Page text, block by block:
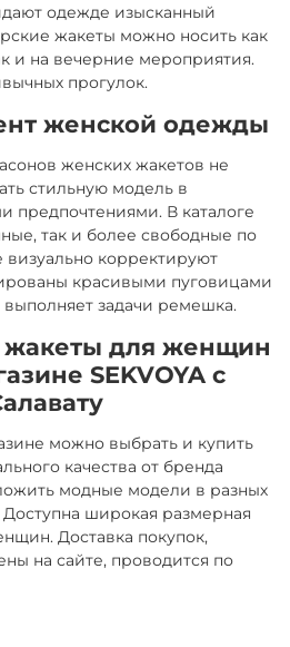
одежде изысканный
жакеты можно носить как
и на вечерние мероприятия.
прогулок.
женской одежды
женских жакетов не
стильную модель в
предпочтениями. В каталоге
так и более свободные по
корректируют
красивыми пуговицами
задачи ремешка.
жакеты для женщин
SEKVOYA с
можно выбрать и купить
качества от бренда
модные модели в разных
широкая размерная
Доставка покупок,
на сайте, проводится по